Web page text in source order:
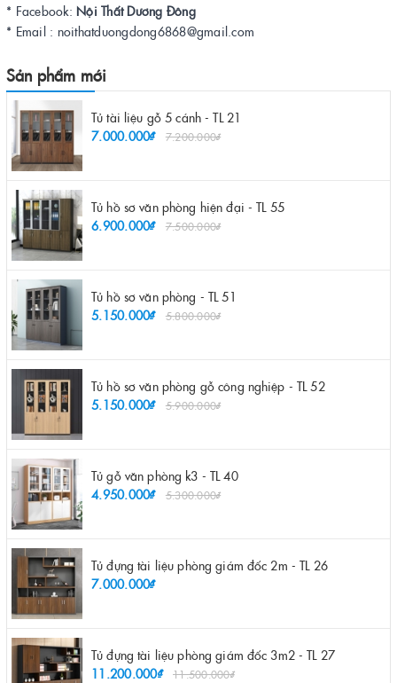
* Facebook: Nội Thất Dương Đông
* Email : noithatduongdong6868@gmail.com
Sản phẩm mới
Tủ tài liệu gỗ 5 cánh - TL 21
7.000.000₫
7.200.000₫
Tủ hồ sơ văn phòng hiện đại - TL 55
6.900.000₫
7.500.000₫
Tủ hồ sơ văn phòng - TL 51
5.150.000₫
5.800.000₫
Tủ hồ sơ văn phòng gỗ công nghiệp - TL 52
5.150.000₫
5.900.000₫
Tủ gỗ văn phòng k3 - TL 40
4.950.000₫
5.300.000₫
Tủ đựng tài liệu phòng giám đốc 2m - TL 26
7.000.000₫
Tủ đựng tài liệu phòng giám đốc 3m2 - TL 27
11.200.000₫
11.500.000₫